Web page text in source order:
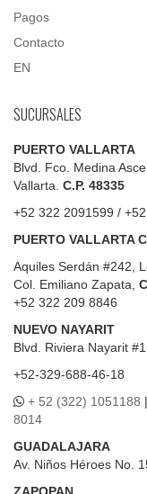
Pagos
Contacto
EN
SUCURSALES
PUERTO VALLARTA
Blvd. Fco. Medina
Vallarta. C.P. 48335
+52 322 2091599 /
PUERTO VALLARTA
Aquiles Serdán #242,
Col. Emiliano Zapata,
+52 322 209 8846
NUEVO NAYARIT
Blvd.
Riviera Nayarit
+52-329-688-46-18
+ 52 (322) 1051188 |
8014
GUADALAJARA
Av. Niños Héroes No.
ZAPOPAN